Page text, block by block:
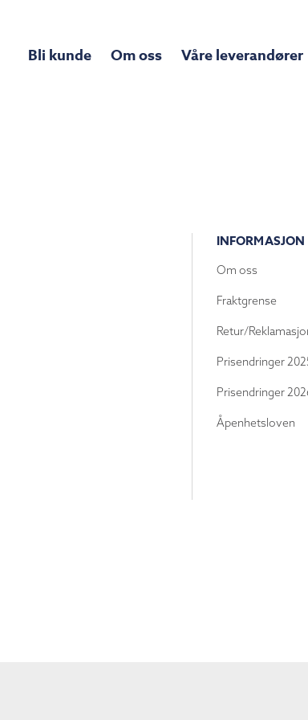
Bli kunde Om oss Våre leverandører
INFORMASJON
Om oss
Fraktgrense
Retur/
Prisendringer
Prisendringer
Åpenhetsloven